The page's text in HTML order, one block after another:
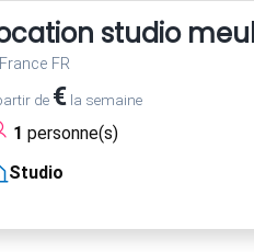
studio
FR
de €la semaine
1 personne(s)
Studio